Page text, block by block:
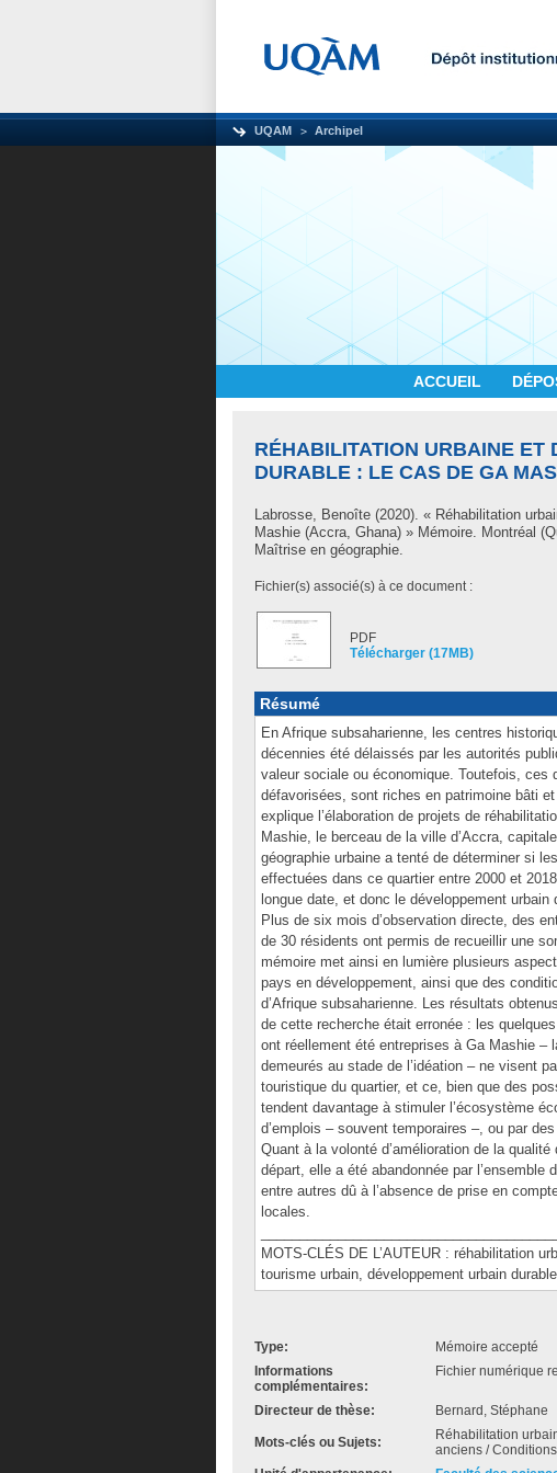
UQAM Archipel
ACCUEIL
RÉHABILITATION URBAINE ET
DURABLE : LE CAS DE GA
Labrosse, Benoîte (2020). « Réhabilitation
Mashie (Accra, Ghana) » Mémoire. Montréal
Maîtrise en géographie.
Fichier(s) associé(s) à ce document :
PDF
Télécharger (17MB)
Résumé
En Afrique subsaharienne, les centres
décennies été délaissés par les autorités
valeur sociale ou économique. Toutefois, ces
défavorisées, sont riches en patrimoine bâti
explique l’élaboration de projets de
Mashie, le berceau de la ville d’Accra,
géographie urbaine a tenté de déterminer si
effectuées dans ce quartier entre 2000 et
longue date, et donc le développement
Plus de six mois d’observation directe, des
de 30 résidents ont permis de recueillir une
mémoire met ainsi en lumière plusieurs
pays en développement, ainsi que des
d’Afrique subsaharienne. Les résultats
de cette recherche était erronée : les
ont réellement été entreprises à Ga Mashie –
demeurés au stade de l’idéation – ne visent
touristique du quartier, et ce, bien que des
tendent davantage à stimuler l’écosystème
d’emplois – souvent temporaires –, ou par
Quant à la volonté d’amélioration de la
départ, elle a été abandonnée par
entre autres dû à l’absence de prise en
locales.
MOTS-CLÉS DE L’AUTEUR : réhabilitation
tourisme urbain, développement urbain durable
Type:
Mémoire accepté
Informations
complémentaires:
Fichier numérique
Directeur de thèse: Bernard, Stéphane
Mots-clés ou Sujets:
Réhabilitation
anciens /